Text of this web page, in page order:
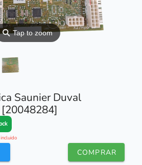
⚲Tap to zoom
Saunier Duval
COMPRAR